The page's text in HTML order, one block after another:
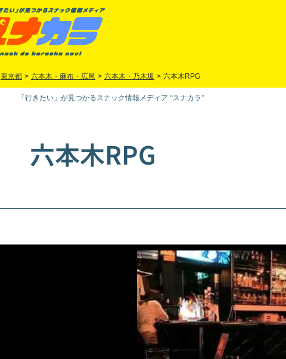
東京都 > 六本木・麻布・広尾 > 六本木・乃木坂 > 六本木RPG
「行きたい」が見つかるスナック情報メディア “スナカラ”
六本木RPG